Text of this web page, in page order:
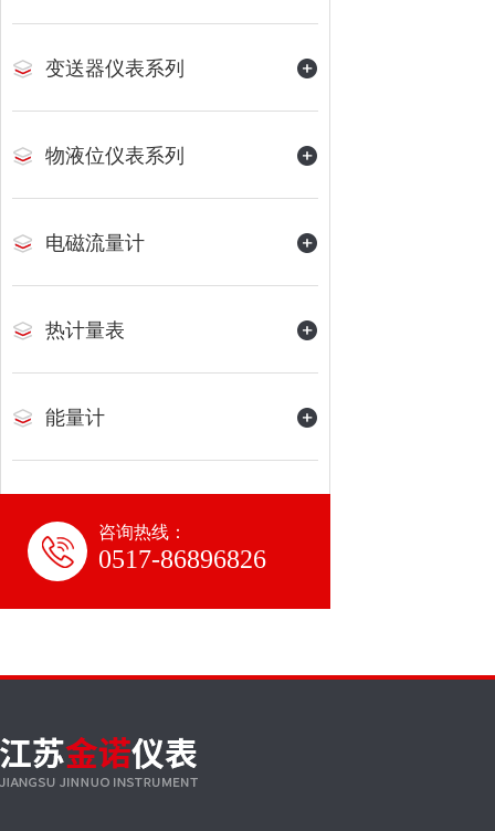
变送器仪表系列
物液位仪表系列
电磁流量计
热计量表
能量计
咨询热线：
0517-86896826